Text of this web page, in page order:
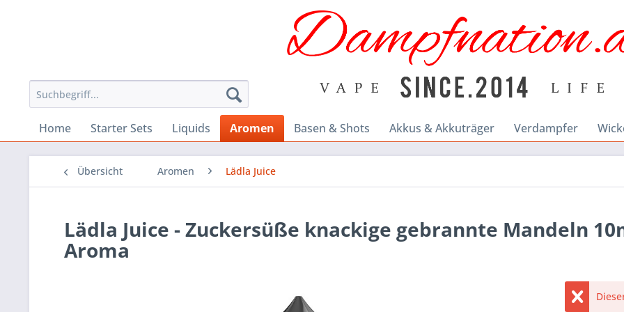
Home Starter Sets Liquids Aromen Basen & Shots Akkus & Akkuträger Verdampfer
Übersicht Aromen Lädla Juice
Lädla Juice - Zuckersüße knackige gebrannte Mandeln
Aroma